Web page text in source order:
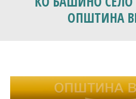
ОПШТИНА